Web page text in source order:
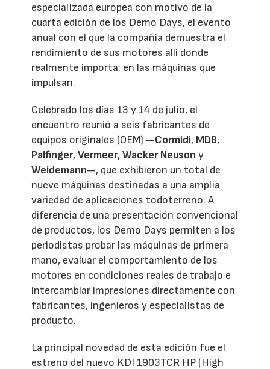
especializada europea con motivo de la
cuarta edición de los Demo Days, el evento
anual con el que la compañía demuestra el
rendimiento de sus motores allí donde
realmente importa: en las máquinas que
impulsan.
Celebrado los días 13 y 14 de julio, el
encuentro reunió a seis fabricantes de
equipos originales (OEM) —Cormidi, MDB,
Palfinger,Vermeer,Wacker Neuson y
Weidemann—, que exhibieron un total de
nueve máquinas destinadas a una amplia
variedad de aplicaciones todoterreno. A
diferencia de una presentación convencional
de productos, los Demo Days permiten a los
periodistas probar las máquinas de primera
mano, evaluar el comportamiento de los
motores en condiciones reales de trabajo e
intercambiar impresiones directamente con
fabricantes, ingenieros y especialistas de
producto.
La principal novedad de esta edición fue el
estreno del nuevo KDI 1903TCR HP (High